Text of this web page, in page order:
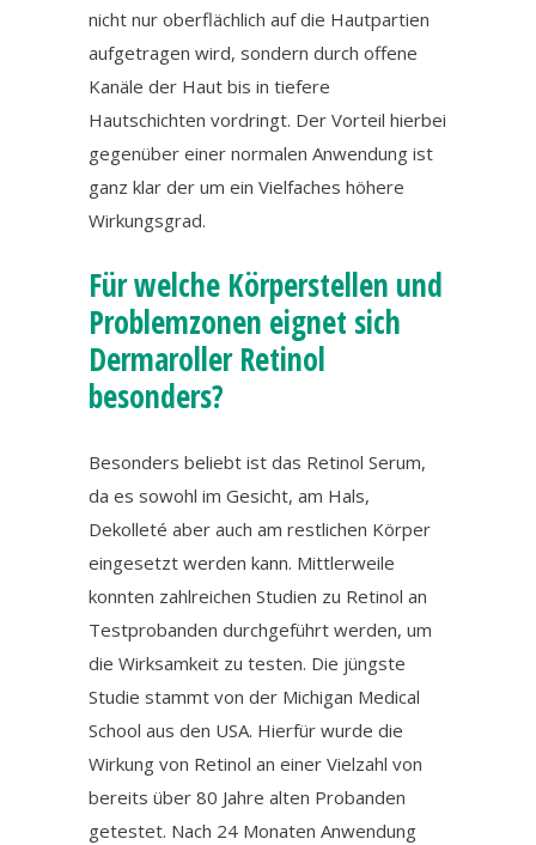
nicht nur oberflächlich auf die Hautpartien
aufgetragen wird, sondern durch offene
Kanäle der Haut bis in tiefere
Hautschichten vordringt. Der Vorteil hierbei
gegenüber einer normalen Anwendung ist
ganz klar der um ein Vielfaches höhere
Wirkungsgrad.
Für welche Körperstellen und
Problemzonen eignet sich
Dermaroller Retinol
besonders?
Besonders beliebt ist das Retinol Serum,
da es sowohl im Gesicht, am Hals,
Dekolleté aber auch am restlichen Körper
eingesetzt werden kann. Mittlerweile
konnten zahlreichen Studien zu Retinol an
Testprobanden durchgeführt werden, um
die Wirksamkeit zu testen. Die jüngste
Studie stammt von der Michigan Medical
School aus den USA. Hierfür wurde die
Wirkung von Retinol an einer Vielzahl von
bereits über 80 Jahre alten Probanden
getestet. Nach 24 Monaten Anwendung